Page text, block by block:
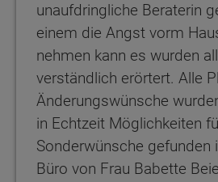
unaufdringliche Beraterin
einem die Angst vorm
nehmen kann es wurden
verständlich erörtert. Alle
Änderungswünsche
in Echtzeit Möglichkeiten
Sonderwünsche gefunden
Büro von Frau Babette